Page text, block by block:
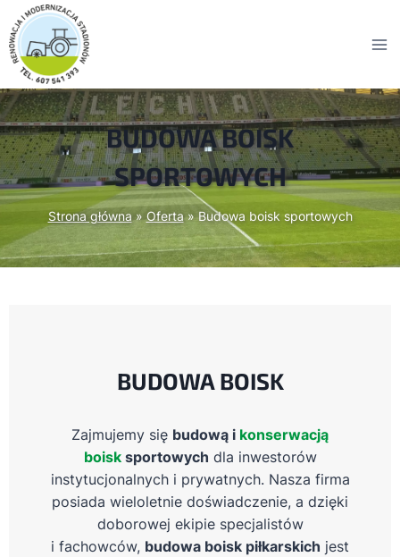
BUDOWA BOISK
SPORTOWYCH
Strona główna » Oferta »Budowa boisk sportowych
BUDOWA BOISK
Zajmujemy się budową i konserwacją
boisksportowych dla inwestorów
instytucjonalnych i prywatnych. Nasza firma
posiada wieloletnie doświadczenie, a dzięki
doborowej ekipie specjalistów
i fachowców, budowa boisk piłkarskich jest